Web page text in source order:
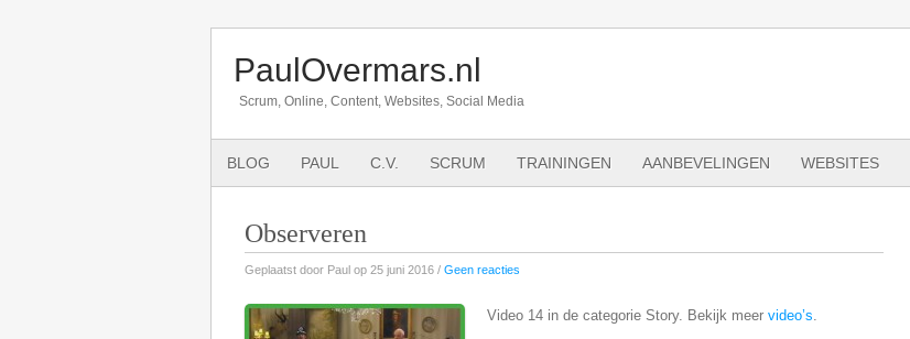
PaulOvermars.nl
Scrum, Online, Content, Websites, Social Media
BLOG PAUL C.V. SCRUM TRAININGEN AANBEVELINGEN WEBSITES
Observeren
Geplaatst door Paul op 25 juni 2016 / Geen reacties
Video 14 in de categorie Story. Bekijk meer video’s.